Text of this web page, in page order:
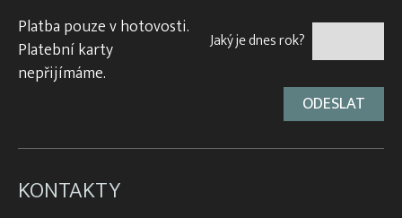
Platba pouze v hotovosti.
Platební karty
nepřijímáme.
Jaký je dnes rok?
KONTAKTY